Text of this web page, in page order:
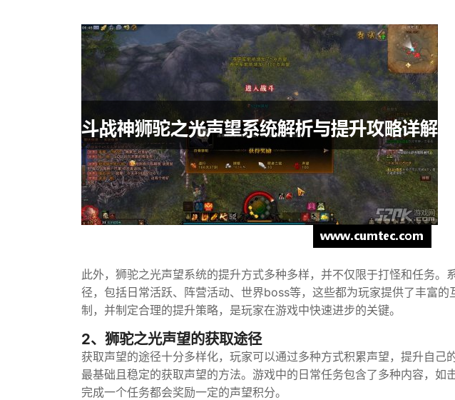
此外，狮驼之光声望系统的提升方式多种多样，并不仅限于打怪和任务。
径，包括日常活跃、阵营活动、世界boss等，这些都为玩家提供了丰富
制，并制定合理的提升策略，是玩家在游戏中快速进步的关键。
2、狮驼之光声望的获取途径
获取声望的途径十分多样化，玩家可以通过多种方式积累声望，提升自己
最基础且稳定的获取声望的方法。游戏中的日常任务包含了多种内容，如
完成一个任务都会奖励一定的声望积分。